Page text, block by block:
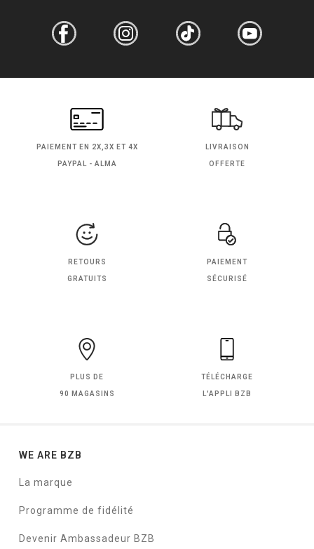
PAIEMENT EN 2X,3X ET 4X
PAYPAL - ALMA
LIVRAISON
OFFERTE
RETOURS
GRATUITS
PAIEMENT
SÉCURISÉ
PLUS DE
90 MAGASINS
TÉLÉCHARGE
L'APPLI BZB
WE ARE BZB
La marque
Programme de fidélité
Devenir Ambassadeur BZB